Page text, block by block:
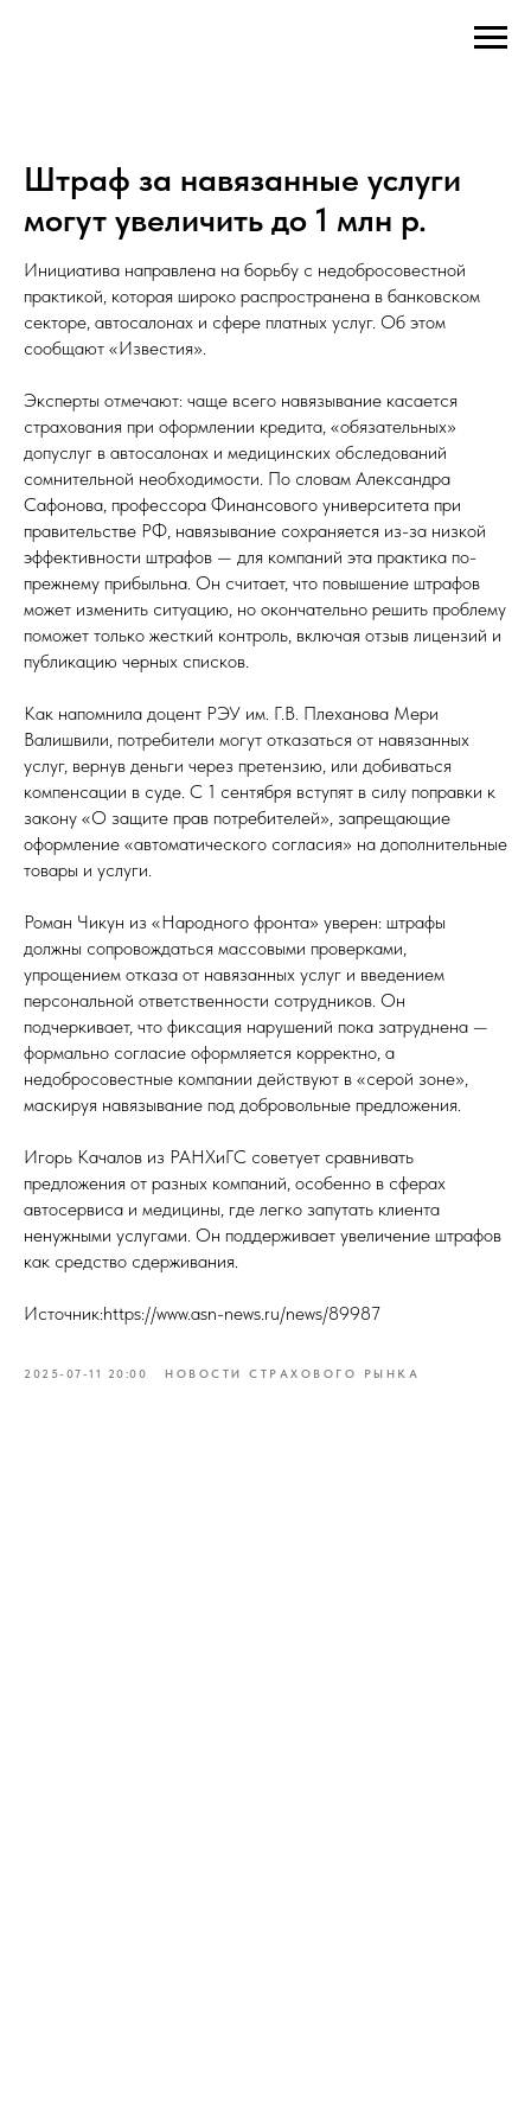
Штраф за навязанные услуги
могут увеличить до 1 млн р.
Инициатива направлена на борьбу с недобросовестной
практикой, которая широко распространена в банковском
секторе, автосалонах и сфере платных услуг. Об этом
сообщают «Известия».
Эксперты отмечают: чаще всего навязывание касается
страхования при оформлении кредита, «обязательных»
допуслуг в автосалонах и медицинских обследований
сомнительной необходимости. По словам Александра
Сафонова, профессора Финансового университета при
правительстве РФ, навязывание сохраняется из-за низкой
эффективности штрафов — для компаний эта практика по-
прежнему прибыльна. Он считает, что повышение штрафов
может изменить ситуацию, но окончательно решить проблему
поможет только жесткий контроль, включая отзыв лицензий и
публикацию черных списков.
Как напомнила доцент РЭУ им. Г.В. Плеханова Мери
Валишвили, потребители могут отказаться от навязанных
услуг, вернув деньги через претензию, или добиваться
компенсации в суде. С 1 сентября вступят в силу поправки к
закону «О защите прав потребителей», запрещающие
оформление «автоматического согласия» на дополнительные
товары и услуги.
Роман Чикун из «Народного фронта» уверен: штрафы
должны сопровождаться массовыми проверками,
упрощением отказа от навязанных услуг и введением
персональной ответственности сотрудников. Он
подчеркивает, что фиксация нарушений пока затруднена —
формально согласие оформляется корректно, а
недобросовестные компании действуют в «серой зоне»,
маскируя навязывание под добровольные предложения.
Игорь Качалов из РАНХиГС советует сравнивать
предложения от разных компаний, особенно в сферах
автосервиса и медицины, где легко запутать клиента
ненужными услугами. Он поддерживает увеличение штрафов
как средство сдерживания.
Источник:https://www.asn-news.ru/news/89987
2025-07-11 20:00 НОВОСТИ СТРАХОВОГО РЫНКА